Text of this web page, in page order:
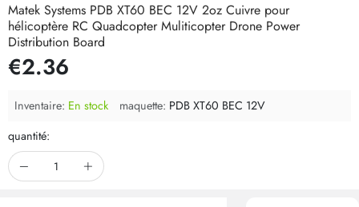
Matek Systems PDB XT60 BEC 12V 2oz Cuivre pour
hélicoptère RC Quadcopter Muliticopter Drone Power
Distribution Board
€2.36
Inventaire: En stock maquette: PDB XT60 BEC 12V
quantité: